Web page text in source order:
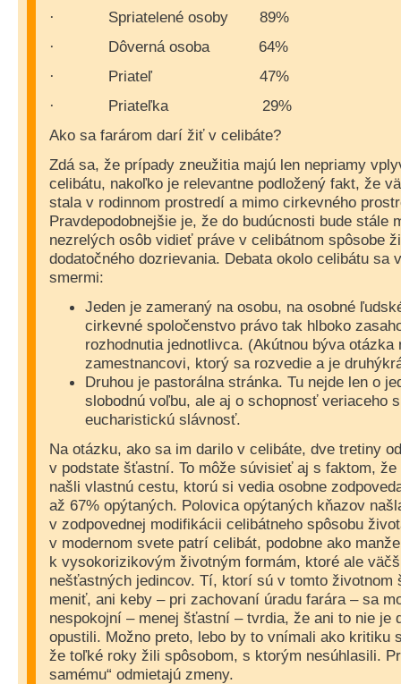
· Spriatelené osoby 89%
· Dôverná osoba 64%
· Priateľ 47%
· Priateľka
29%
Ako sa farárom darí žiť v celibáte?
Zdá sa, že prípady zneužitia majú len nepriamy
celibátu, nakoľko je relevantne podložený fakt, že
stala v rodinnom prostredí a mimo cirkevného
Pravdepodobnejšie je, že do budúcnosti bude stále
nezrelých osôb vidieť práve v celibátnom spôsobe
dodatočného dozrievania. Debata okolo celibátu sa
smermi:
Jeden je zameraný na osobu, na osobné
cirkevné spoločenstvo právo tak hlboko
rozhodnutia jednotlivca. (Akútnou býva otázka
zamestnancovi, ktorý sa rozvedie a je
Druhou je pastorálna stránka. Tu nejde len o
slobodnú voľbu, ale aj o schopnosť veriaceho
eucharistickú slávnosť.
Na otázku, ako sa im darilo v celibáte, dve tretiny
v podstate šťastní. To môže súvisieť aj s faktom, že
našli vlastnú cestu, ktorú si vedia osobne
až 67% opýtaných. Polovica opýtaných kňazov
v zodpovednej modifikácii celibátneho spôsobu
v modernom svete patrí celibát, podobne ako
k vysokorizikovým životným formám, ktoré ale
nešťastných jedincov. Tí, ktorí sú v tomto životnom
meniť, ani keby – pri zachovaní úradu farára – sa
nespokojní – menej šťastní – tvrdia, že ani to nie je
opustili. Možno preto, lebo by to vnímali ako kritiku
že toľké roky žili spôsobom, s ktorým nesúhlasili.
samému“ odmietajú zmeny.